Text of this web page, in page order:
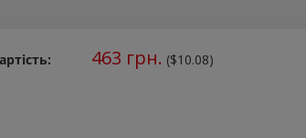
463 грн. ($10.08)